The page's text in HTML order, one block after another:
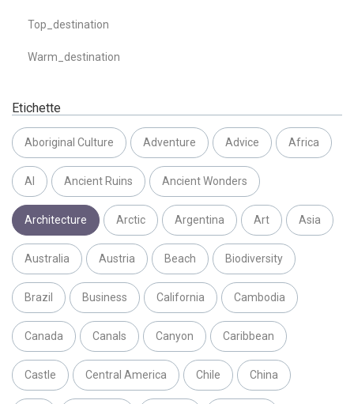
Top_destination
Warm_destination
Etichette
Aboriginal Culture Adventure Advice Africa
AI Ancient Ruins Ancient Wonders
Architecture Arctic Argentina Art Asia
Australia Austria Beach Biodiversity
Brazil Business California Cambodia
Canada Canals Canyon Caribbean
Castle Central America Chile China